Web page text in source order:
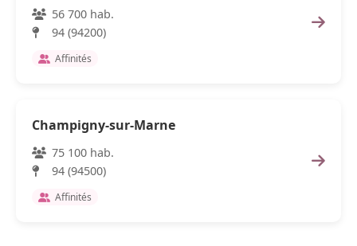
56 700 hab.
94 (94200)
Affinités
Champigny-sur-Marne
75 100 hab.
94 (94500)
Affinités